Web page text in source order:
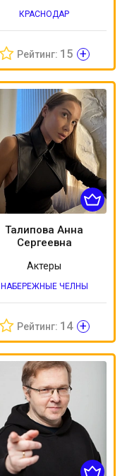
КРАСНОДАР
Рейтинг: 15 +
Талипова Анна
Сергеевна
Актеры
НАБЕРЕЖНЫЕ ЧЕЛНЫ
Рейтинг: 14 +